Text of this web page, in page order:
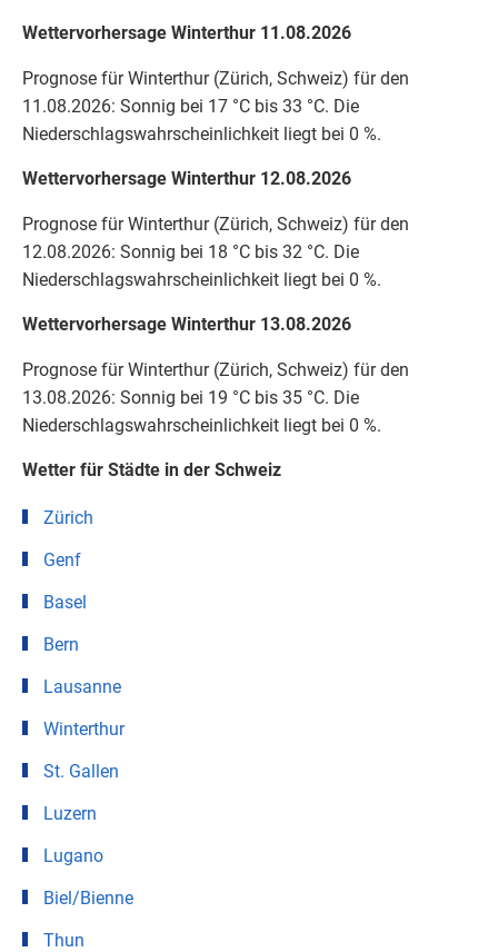
Wettervorhersage Winterthur 11.08.2026
Prognose für Winterthur (Zürich, Schweiz) für den
11.08.2026: Sonnig bei 17 °C bis 33 °C. Die
Niederschlagswahrscheinlichkeit liegt bei 0 %.
Wettervorhersage Winterthur 12.08.2026
Prognose für Winterthur (Zürich, Schweiz) für den
12.08.2026: Sonnig bei 18 °C bis 32 °C. Die
Niederschlagswahrscheinlichkeit liegt bei 0 %.
Wettervorhersage Winterthur 13.08.2026
Prognose für Winterthur (Zürich, Schweiz) für den
13.08.2026: Sonnig bei 19 °C bis 35 °C. Die
Niederschlagswahrscheinlichkeit liegt bei 0 %.
Wetter für Städte in der Schweiz
Zürich
Genf
Basel
Bern
Lausanne
Winterthur
St. Gallen
Luzern
Lugano
Biel/Bienne
Thun